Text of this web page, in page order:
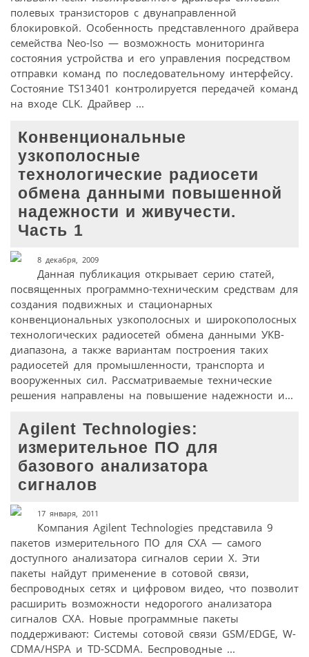
полевых транзисторов с двунаправленной
блокировкой. Особенность представленного драйвера
семейства Neo-Iso — возможность мониторинга
состояния устройства и его управления посредством
отправки команд по последовательному интерфейсу.
Состояние TS13401 контролируется передачей команд
на входе CLK. Драйвер ...
Конвенциональные
узкополосные
технологические радиосети
обмена данными повышенной
надежности и живучести.
Часть 1
8 декабря, 2009
Данная публикация открывает серию статей,
посвященных программно-техническим средствам для
создания подвижных и стационарных
конвенциональных узкополосных и широкополосных
технологических радиосетей обмена данными УКВ-
диапазона, а также вариантам построения таких
радиосетей для промышленности, транспорта и
вооруженных сил. Рассматриваемые технические
решения направлены на повышение надежности и...
Agilent Technologies:
измерительное ПО для
базового анализатора
сигналов
17 января, 2011
Компания Agilent Technologies представила 9
пакетов измерительного ПО для СХА — самого
доступного анализатора сигналов серии Х. Эти
пакеты найдут применение в сотовой связи,
беспроводных сетях и цифровом видео, что позволит
расширить возможности недорогого анализатора
сигналов СХА. Новые программные пакеты
поддерживают: Системы сотовой связи GSM/EDGE, W-
CDMA/HSPA и TD-SCDMA. Беспроводные ...